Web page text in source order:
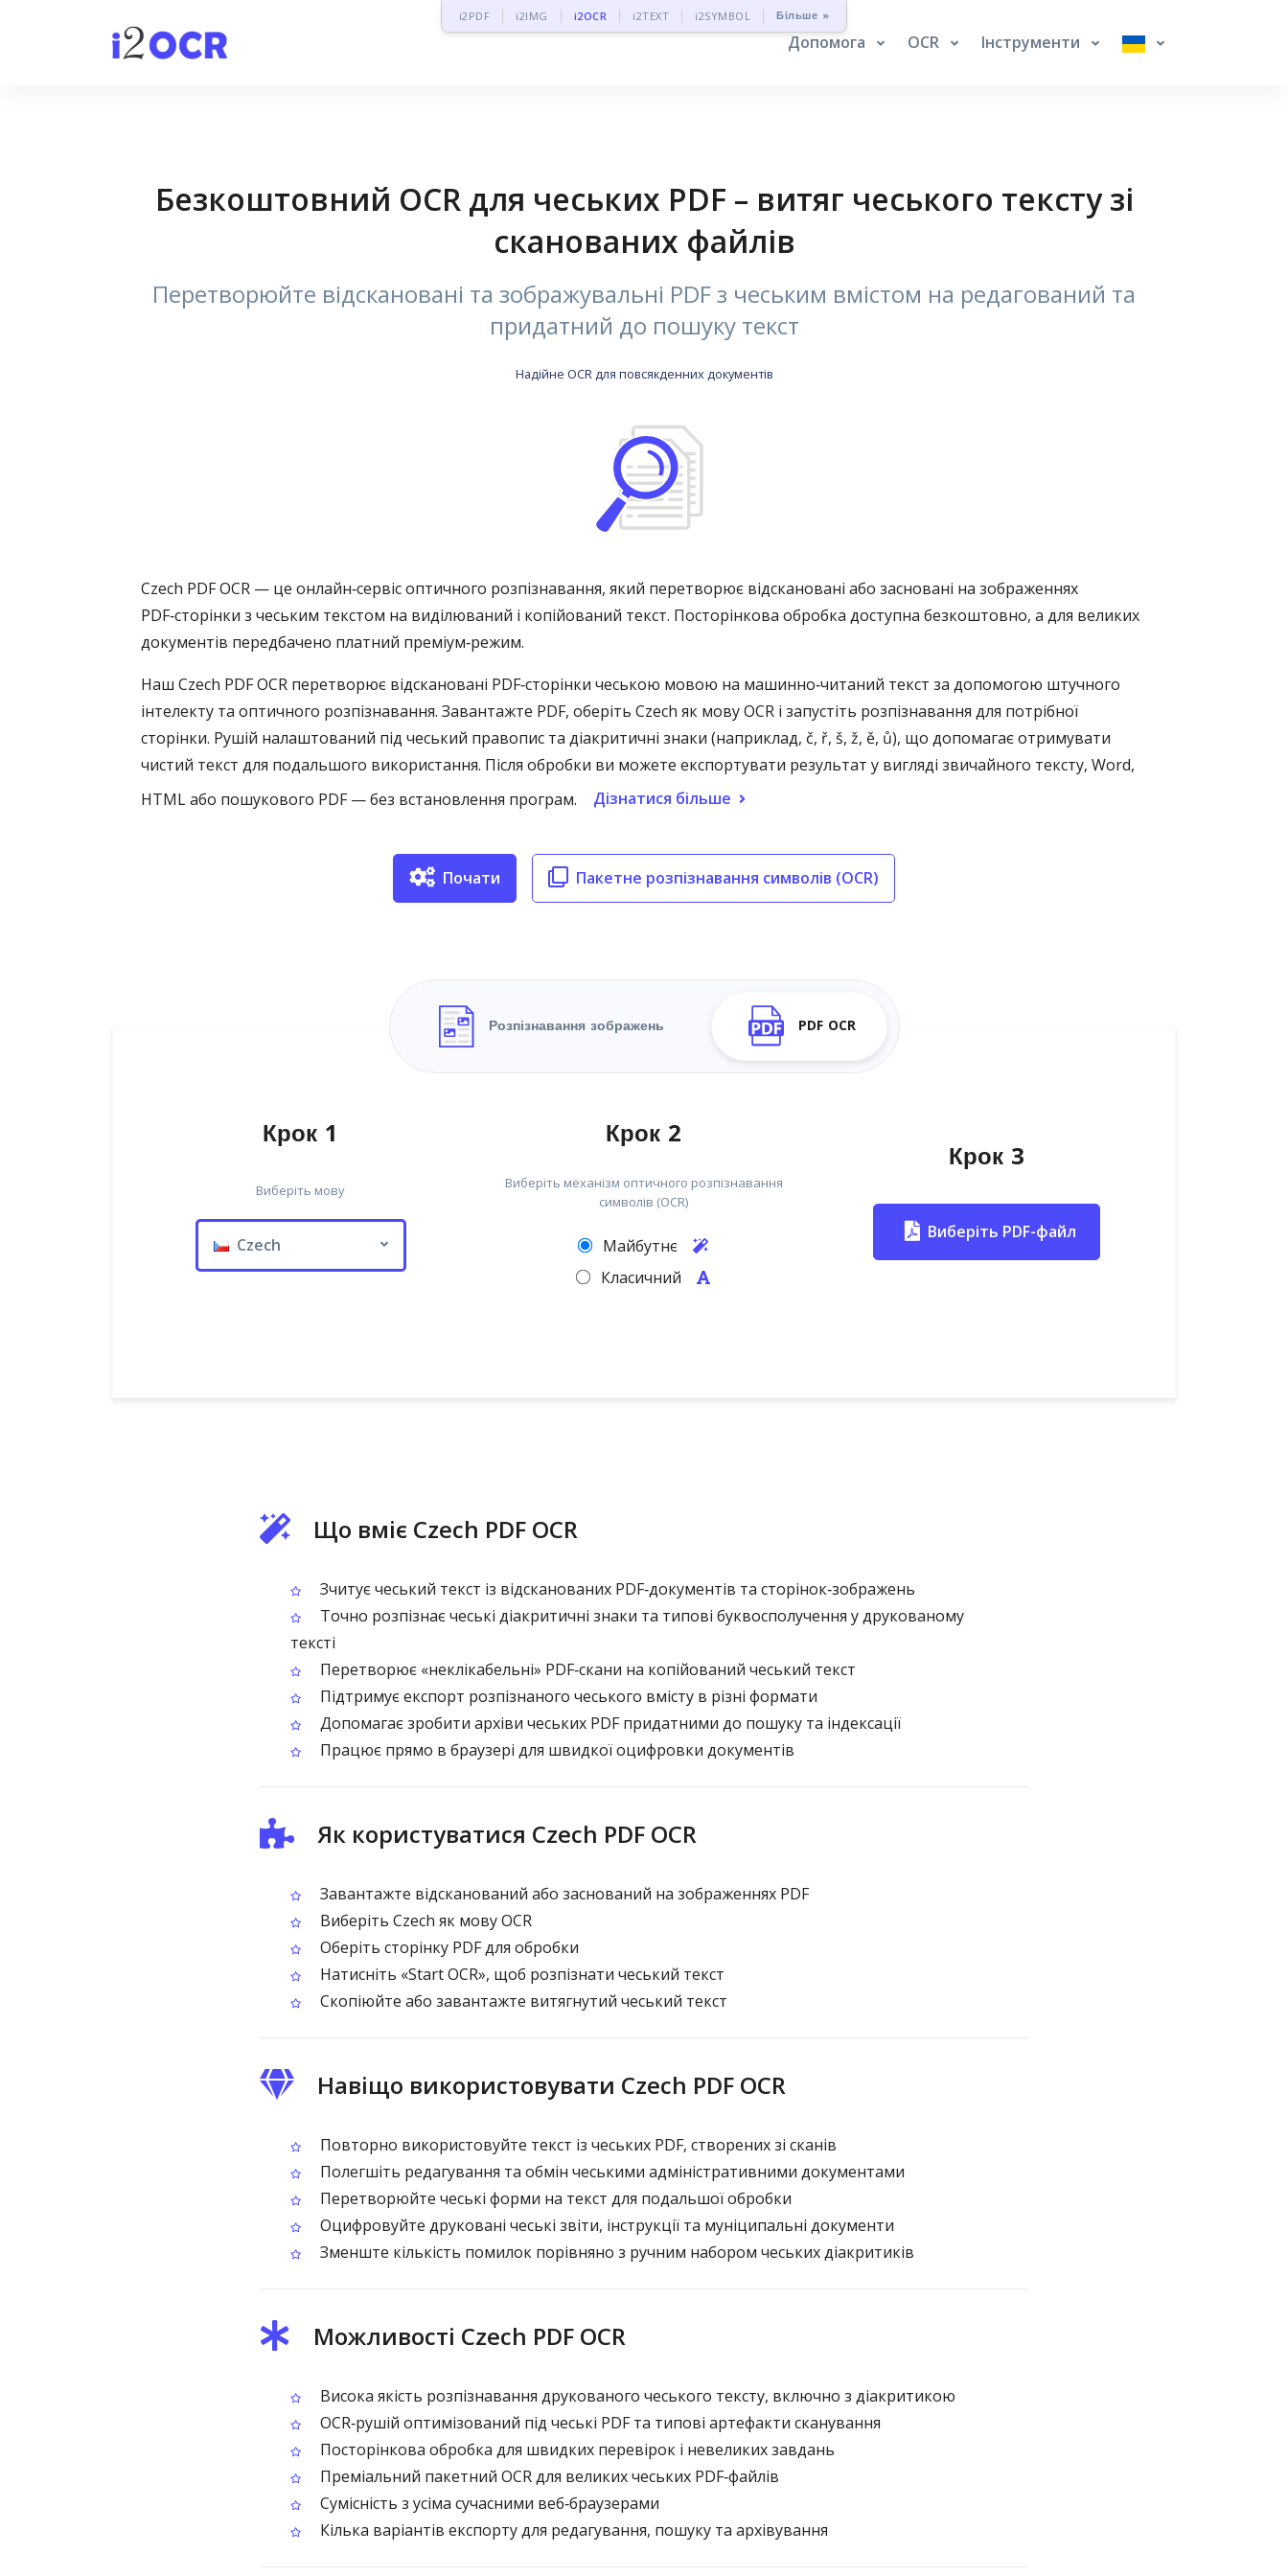
i2PDF i2IMG i2OCR i2TEXT i2SYMBOL Більше »
Допомога OCR Інструменти
Безкоштовний OCR для чеських PDF – витяг чеського тексту зі
сканованих файлів
Перетворюйте відскановані та зображувальні PDF з чеським вмістом на редагований та
придатний до пошуку текст
Надійне OCR для повсякденних документів
Czech PDF OCR — це онлайн‑сервіс оптичного розпізнавання, який перетворює відскановані або засновані на зображеннях
PDF‑сторінки з чеським текстом на виділюваний і копійований текст. Посторінкова обробка доступна безкоштовно, а для великих
документів передбачено платний преміум‑режим.
Наш Czech PDF OCR перетворює відскановані PDF‑сторінки чеською мовою на машинно‑читаний текст за допомогою штучного
інтелекту та оптичного розпізнавання. Завантажте PDF, оберіть Czech як мову OCR і запустіть розпізнавання для потрібної
сторінки. Рушій налаштований під чеський правопис та діакритичні знаки (наприклад, č, ř, š, ž, ě, ů), що допомагає отримувати
чистий текст для подальшого використання. Після обробки ви можете експортувати результат у вигляді звичайного тексту, Word,
HTML або пошукового PDF — без встановлення програм.
Дізнатися більше
Почати Пакетне розпізнавання символів (OCR)
Розпізнавання зображень PDF OCR
Крок 1
Виберіть мову
Czech
Крок 2
Виберіть механізм оптичного розпізнавання
символів (OCR)
Майбутнє
Класичний
Крок 3
Виберіть PDF-файл
Що вміє Czech PDF OCR
Зчитує чеський текст із відсканованих PDF‑документів та сторінок‑зображень
Точно розпізнає чеські діакритичні знаки та типові буквосполучення у друкованому
тексті
Перетворює «неклікабельні» PDF‑скани на копійований чеський текст
Підтримує експорт розпізнаного чеського вмісту в різні формати
Допомагає зробити архіви чеських PDF придатними до пошуку та індексації
Працює прямо в браузері для швидкої оцифровки документів
Як користуватися Czech PDF OCR
Завантажте відсканований або заснований на зображеннях PDF
Виберіть Czech як мову OCR
Оберіть сторінку PDF для обробки
Натисніть «Start OCR», щоб розпізнати чеський текст
Скопіюйте або завантажте витягнутий чеський текст
Навіщо використовувати Czech PDF OCR
Повторно використовуйте текст із чеських PDF, створених зі сканів
Полегшіть редагування та обмін чеськими адміністративними документами
Перетворюйте чеські форми на текст для подальшої обробки
Оцифровуйте друковані чеські звіти, інструкції та муніципальні документи
Зменште кількість помилок порівняно з ручним набором чеських діакритиків
Можливості Czech PDF OCR
Висока якість розпізнавання друкованого чеського тексту, включно з діакритикою
OCR‑рушій оптимізований під чеські PDF та типові артефакти сканування
Посторінкова обробка для швидких перевірок і невеликих завдань
Преміальний пакетний OCR для великих чеських PDF‑файлів
Сумісність з усіма сучасними веб‑браузерами
Кілька варіантів експорту для редагування, пошуку та архівування